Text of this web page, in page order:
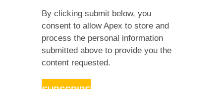
By clicking submit below, you
consent to allow Apex to store and
process the personal information
submitted above to provide you the
content requested.